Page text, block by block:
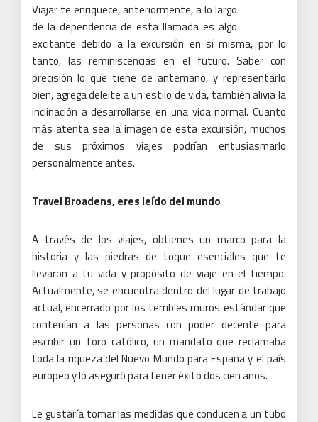
Viajar te enriquece, anteriormente, a lo largo
de la dependencia de esta llamada es algo
excitante debido a la excursión en sí misma, por lo
tanto, las reminiscencias en el futuro. Saber con
precisión lo que tiene de antemano, y representarlo
bien, agrega deleite a un estilo de vida, también alivia la
inclinación a desarrollarse en una vida normal. Cuanto
más atenta sea la imagen de esta excursión, muchos
de sus próximos viajes podrían entusiasmarlo
personalmente antes.
Travel Broadens, eres leído del mundo
A través de los viajes, obtienes un marco para la
historia y las piedras de toque esenciales que te
llevaron a tu vida y propósito de viaje en el tiempo.
Actualmente, se encuentra dentro del lugar de trabajo
actual, encerrado por los terribles muros estándar que
contenían a las personas con poder decente para
escribir un Toro católico, un mandato que reclamaba
toda la riqueza del Nuevo Mundo para España y el país
europeo y lo aseguró para tener éxito dos cien años.
Le gustaría tomar las medidas que conducen a un tubo